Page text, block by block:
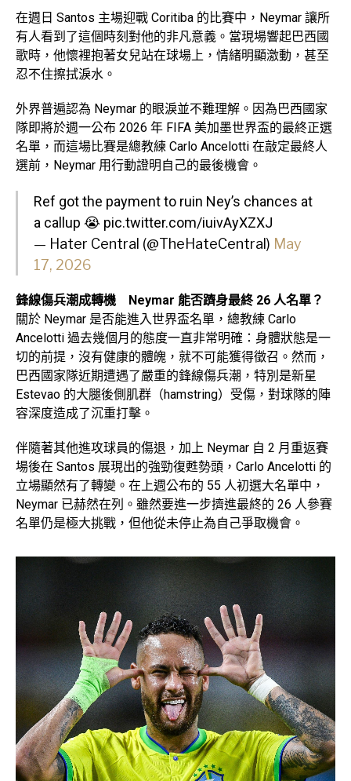
在週日 Santos 主場迎戰 Coritiba 的比賽中，Neymar 讓所
有人看到了這個時刻對他的非凡意義。當現場響起巴西國
歌時，他懷裡抱著女兒站在球場上，情緒明顯激動，甚至
忍不住擦拭淚水。
外界普遍認為 Neymar 的眼淚並不難理解。因為巴西國家
隊即將於週一公布 2026 年 FIFA 美加墨世界盃的最終正選
名單，而這場比賽是總教練 Carlo Ancelotti 在敲定最終人
選前，Neymar 用行動證明自己的最後機會。
Ref got the payment to ruin Ney’s chances at
a callup 😭 pic.twitter.com/iuivAyXZXJ
— Hater Central (@TheHateCentral) May
17, 2026
鋒線傷兵潮成轉機 Neymar 能否躋身最終 26 人名單？
關於 Neymar 是否能進入世界盃名單，總教練 Carlo
Ancelotti 過去幾個月的態度一直非常明確：身體狀態是一
切的前提，沒有健康的體魄，就不可能獲得徵召。然而，
巴西國家隊近期遭遇了嚴重的鋒線傷兵潮，特別是新星
Estevao 的大腿後側肌群（hamstring）受傷，對球隊的陣
容深度造成了沉重打擊。
伴隨著其他進攻球員的傷退，加上 Neymar 自 2 月重返賽
場後在 Santos 展現出的強勁復甦勢頭，Carlo Ancelotti 的
立場顯然有了轉變。在上週公布的 55 人初選大名單中，
Neymar 已赫然在列。雖然要進一步擠進最終的 26 人參賽
名單仍是極大挑戰，但他從未停止為自己爭取機會。